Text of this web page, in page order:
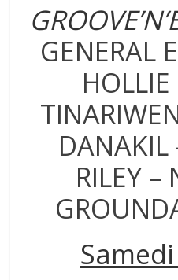
GENERAL
DANAKIL
RILEY –